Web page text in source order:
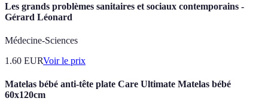
Les grands problèmes sanitaires et sociaux contemporains -
Gérard Léonard
Médecine-Sciences
1.60 EURVoir le prix
Matelas bébé anti-tête plate Care Ultimate Matelas bébé
60x120cm